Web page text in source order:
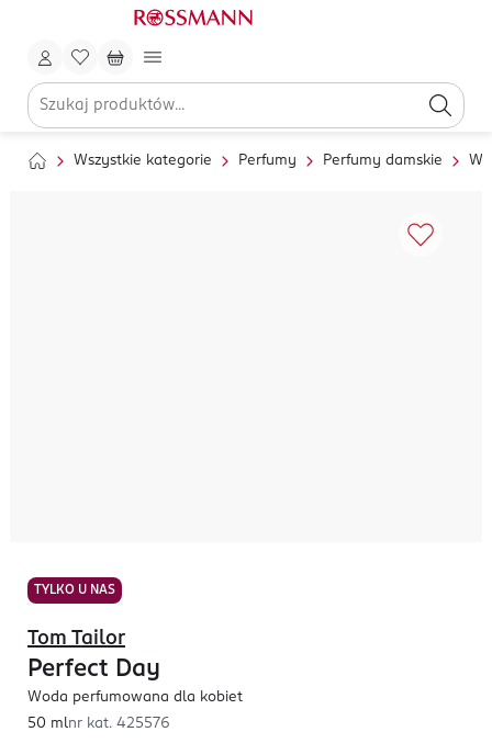
Wszystkie kategorie Perfumy Perfumy damskie
TYLKO U NAS
Tom Tailor
Perfect Day
Woda perfumowana dla kobiet
50 mlnr kat. 425576